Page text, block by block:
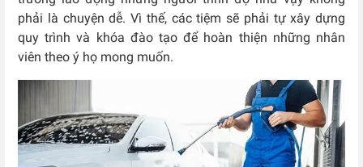
phải là chuyện dễ. Vì thế, các tiệm sẽ phải tự xây dựng
quy trình và khóa đào tạo để hoàn thiện những nhân
viên theo ý họ mong muốn.